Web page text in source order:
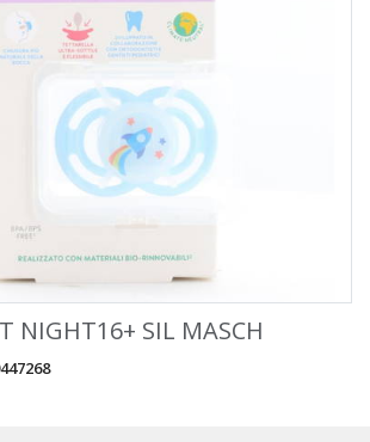
NIGHT16+ SIL MASCH